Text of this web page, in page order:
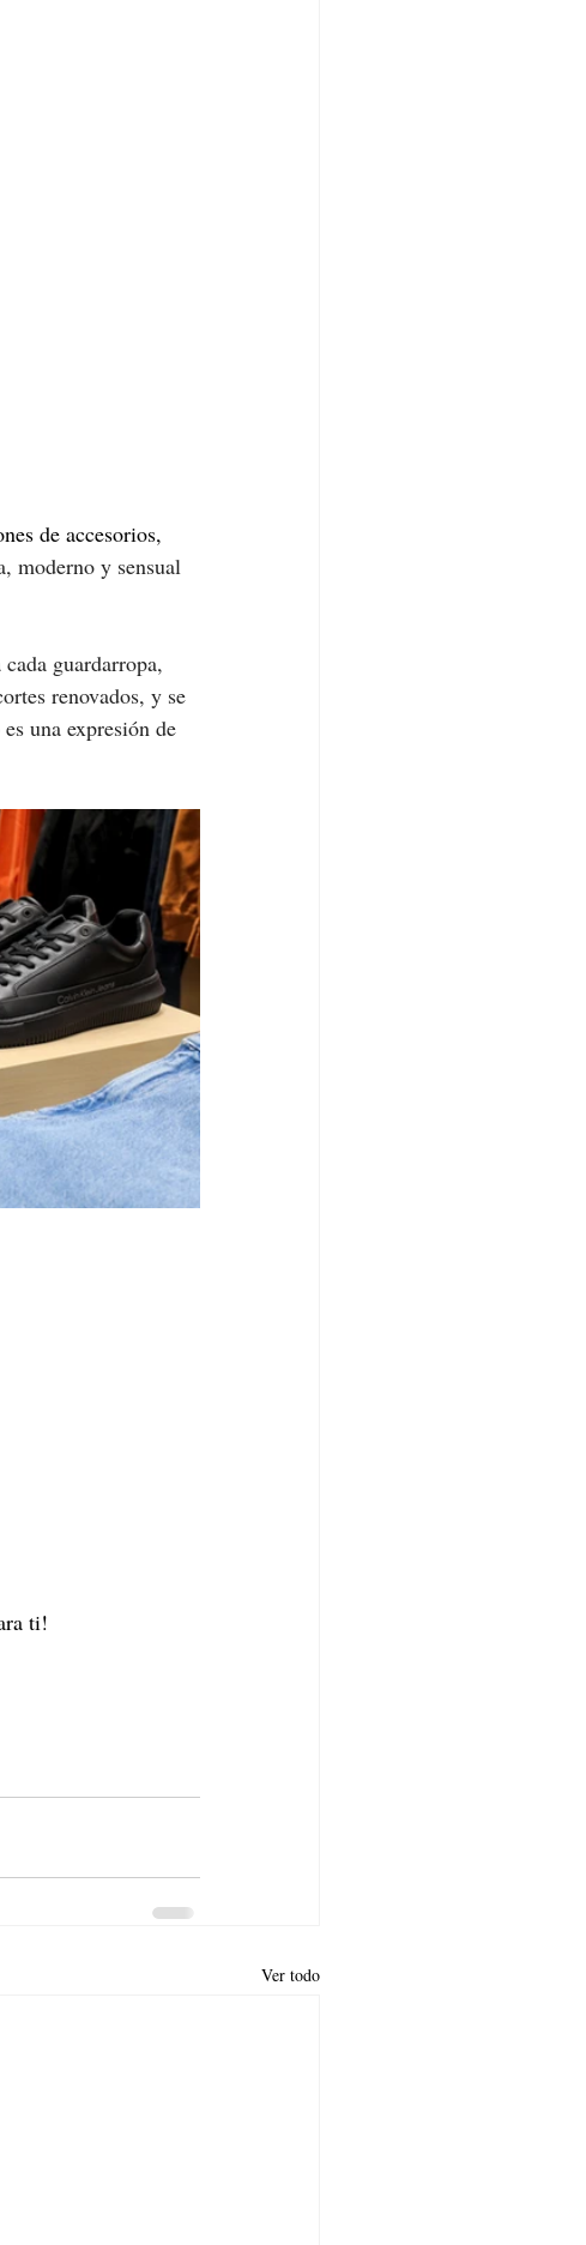
de accesorios,
moderno y sensual
cada guardarropa,
renovados, y se
una expresión de
ti!
Ver todo